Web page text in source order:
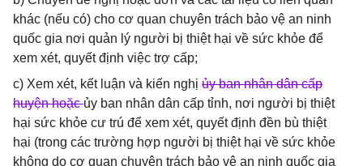
khác (nếu có) cho cơ quan chuyên trách bảo vệ an ninh
quốc gia nơi quản lý người bị thiệt hại về sức khỏe để
xem xét, quyết định việc trợ cấp;
c) Xem xét, kết luận và kiến nghị ủy ban nhân dân cấp
huyện hoặcủy ban nhân dân cấp tỉnh, nơi người bị thiệt
hại sức khỏe cư trú để xem xét, quyết định đền bù thiệt
hại (trong các trường hợp người bị thiệt hại về sức khỏe
không do cơ quan chuyên trách bảo vệ an ninh quốc gia